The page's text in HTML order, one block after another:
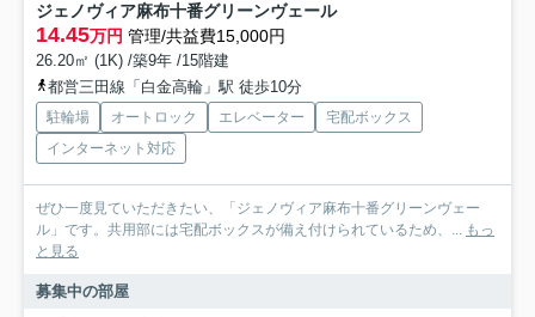
ジェノヴィア麻布十番グリーンヴェール
14.45万円 管理/共益費15,000円
26.20㎡ (1K) /築9年 /15階建
都営三田線「白金高輪」駅 徒歩10分
駐輪場 オートロック エレベーター
宅配ボックス
インターネット対応
ぜひ一度見ていただきたい、「ジェノヴィア麻布十番グリーンヴェー
ル」です。共用部には宅配ボックスが備え付けられているため、... もっ
と見る
募集中の部屋